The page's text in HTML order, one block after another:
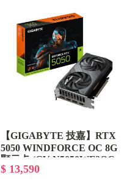
【GIGABYTE 技嘉】RTX
5050 WINDFORCE OC 8G
顯示卡 (GV-N5050WF2OC-
8GD)
$ 13,590